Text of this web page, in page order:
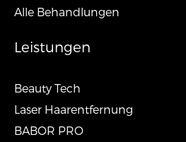
Alle Behandlungen
Leistungen
Beauty Tech
Laser Haarentfernung
BABOR PRO